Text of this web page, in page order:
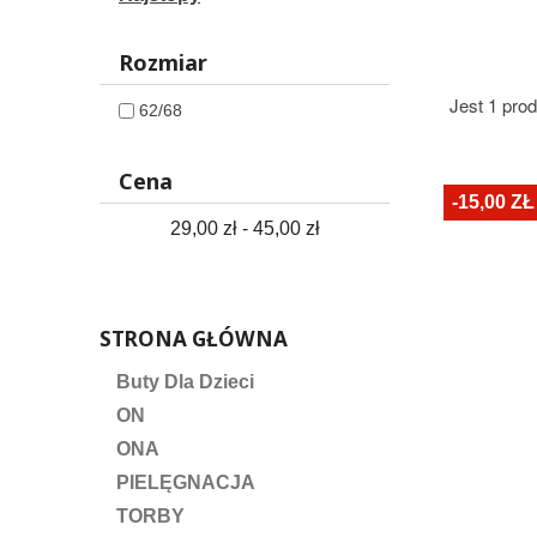
Rozmiar
62/68
Cena
29,00 zł - 45,00 zł
STRONA GŁÓWNA
Buty Dla Dzieci
ON
ONA
PIELĘGNACJA
TORBY
Jest 1
-15,00 ZŁ